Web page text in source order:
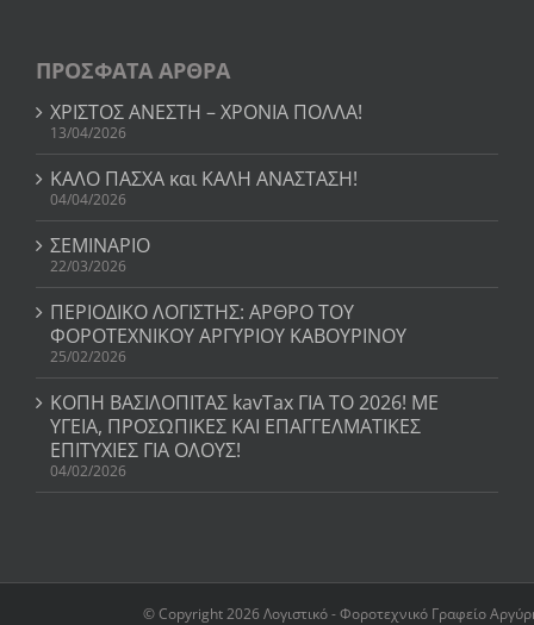
ΠΡΟΣΦΑΤΑ ΑΡΘΡΑ
ΧΡΙΣΤΟΣ ΑΝΕΣΤΗ – ΧΡΟΝΙΑ ΠΟΛΛΑ!
13/04/2026
ΚΑΛΟ ΠΑΣΧΑ και ΚΑΛΗ ΑΝΑΣΤΑΣΗ!
04/04/2026
ΣΕΜΙΝΑΡΙΟ
22/03/2026
ΠΕΡΙΟΔΙΚΟ ΛΟΓΙΣΤΗΣ: ΑΡΘΡΟ ΤΟΥ
ΦΟΡΟΤΕΧΝΙΚΟΥ ΑΡΓΥΡΙΟΥ ΚΑΒΟΥΡΙΝΟΥ
25/02/2026
ΚΟΠΗ ΒΑΣΙΛΟΠΙΤΑΣ kavTax ΓΙΑ ΤΟ 2026! ΜΕ
ΥΓΕΙΑ, ΠΡΟΣΩΠΙΚΕΣ ΚΑΙ ΕΠΑΓΓΕΛΜΑΤΙΚΕΣ
ΕΠΙΤΥΧΙΕΣ ΓΙΑ ΟΛΟΥΣ!
04/02/2026
© Copyright 2026 Λογιστικό - Φοροτεχνικό Γραφείο